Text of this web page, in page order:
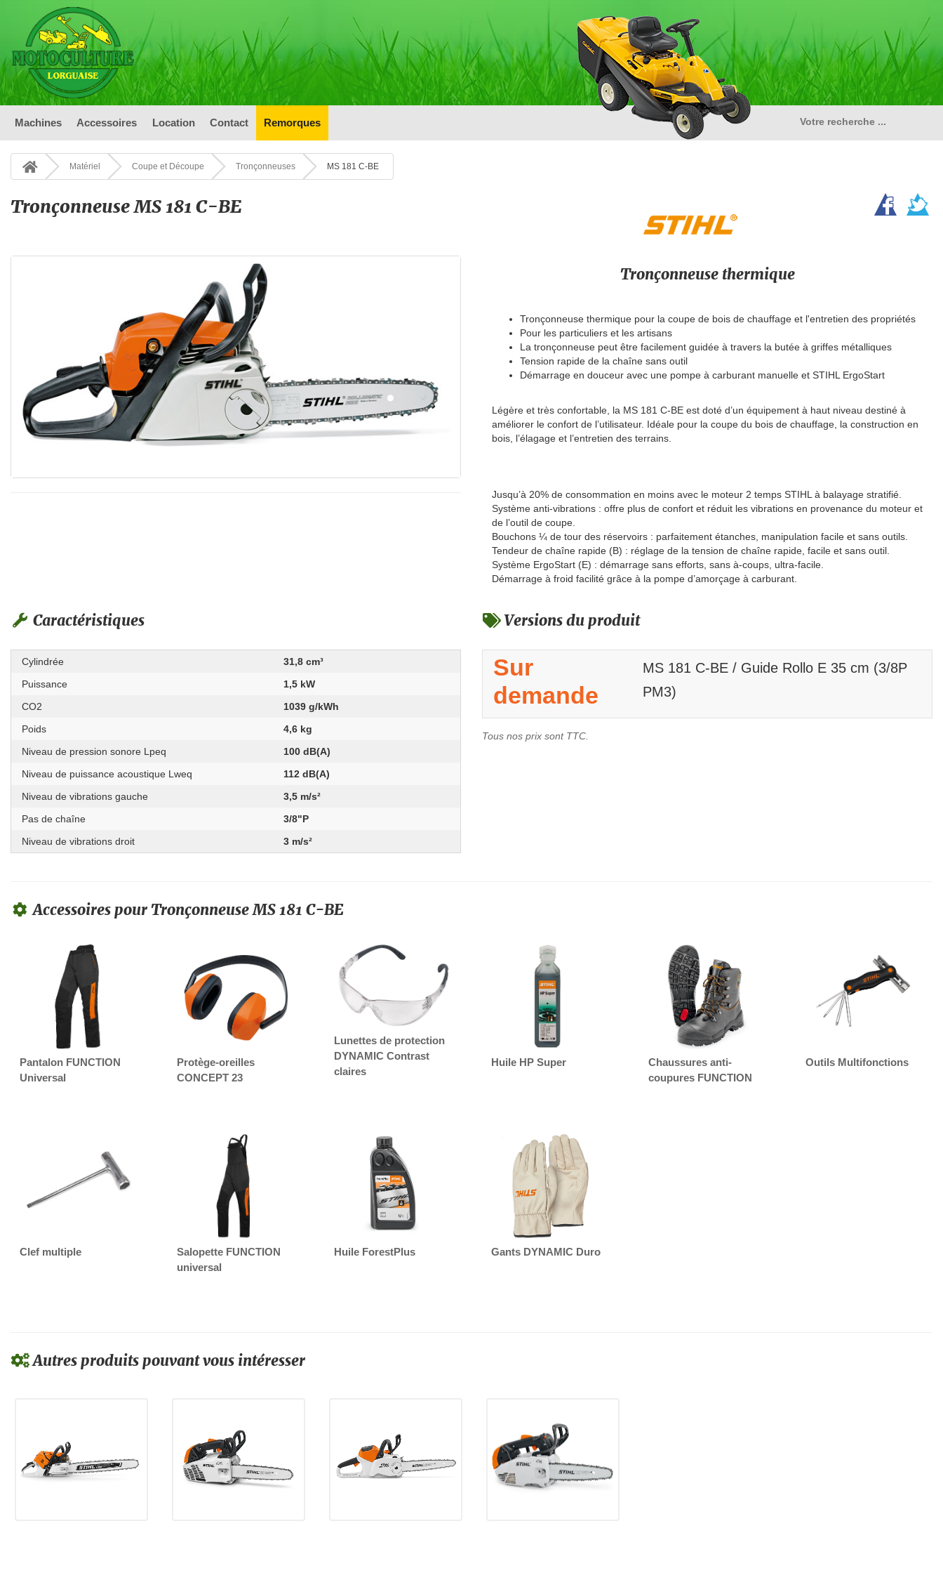
Machines Accessoires Location Contact Remorques
Matériel Coupe et Découpe Tronçonneuses MS 181 C-BE
Tronçonneuse MS 181 C-BE
Tronçonneuse thermique
Tronçonneuse thermique pour la coupe de bois de chauffage et l'entretien des propriétés
Pour les particuliers et les artisans
La tronçonneuse peut être facilement guidée à travers la butée à griffes métalliques
Tension rapide de la chaîne sans outil
Démarrage en douceur avec une pompe à carburant manuelle et STIHL ErgoStart
Légère et très confortable, la MS 181 C-BE est doté d’un équipement à haut niveau destiné à
améliorer le confort de l’utilisateur. Idéale pour la coupe du bois de chauffage, la construction en
bois, l’élagage et l’entretien des terrains.
Jusqu’à 20% de consommation en moins avec le moteur 2 temps STIHL à balayage stratifié.
Système anti-vibrations : offre plus de confort et réduit les vibrations en provenance du moteur et
de l’outil de coupe.
Bouchons ¼ de tour des réservoirs : parfaitement étanches, manipulation facile et sans outils.
Tendeur de chaîne rapide (B) : réglage de la tension de chaîne rapide, facile et sans outil.
Système ErgoStart (E) : démarrage sans efforts, sans à-coups, ultra-facile.
Démarrage à froid facilité grâce à la pompe d’amorçage à carburant.
Caractéristiques
Cylindrée
31,8 cm³
Puissance
1,5 kW
CO2
1039 g/kWh
Poids
4,6 kg
Niveau de pression sonore Lpeq
100 dB(A)
Niveau de puissance acoustique Lweq
112 dB(A)
Niveau de vibrations gauche
3,5 m/s²
Pas de chaîne
3/8"P
Niveau de vibrations droit
3 m/s²
Versions du produit
Sur
demande
MS 181 C-BE / Guide Rollo E 35 cm (3/8P
PM3)
Tous nos prix sont TTC.
Accessoires pour Tronçonneuse MS 181 C-BE
Pantalon FUNCTION
Universal
Protège-oreilles
CONCEPT 23
Lunettes de protection
DYNAMIC Contrast
claires
Huile HP Super
Chaussures anti-
coupures FUNCTION
Outils Multifonctions
Clef multiple
Salopette FUNCTION
universal
Huile ForestPlus Gants DYNAMIC Duro
Autres produits pouvant vous intéresser